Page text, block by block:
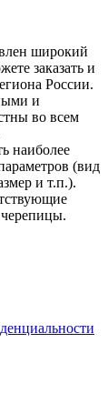
широкий
заказать и
России.
и
во всем
наиболее
(вид
и т.п.).